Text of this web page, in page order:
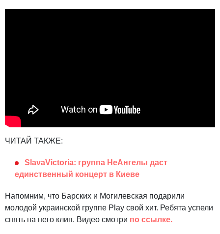
ЧИТАЙ ТАКЖЕ:
SlavaVictoria: группа НеАнгелы даст
единственный концерт в Киеве
Напомним, что Барских и Могилевская подарили
молодой украинской группе Play свой хит. Ребята успели
снять на него клип. Видео смотри по ссылке.